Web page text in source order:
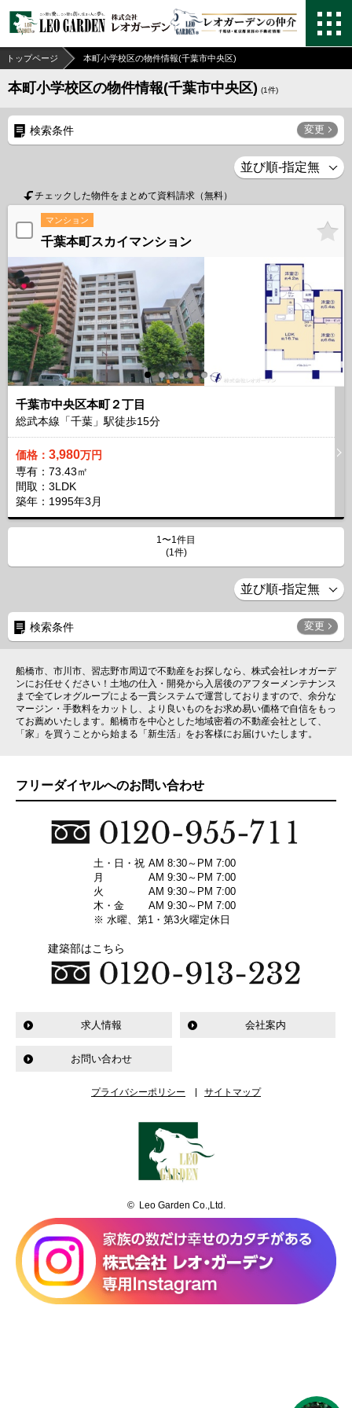
トップページ 本町小学校区の物件情報(千葉市中央区)
本町小学校区の物件情報(千葉市中央区) (1件)
検索条件 変更
チェックした物件をまとめて資料請求（無料）
マンション
千葉本町スカイマンション
千葉市中央区本町２丁目
総武本線「千葉」駅徒歩15分
価格： 3,980万円
専有：73.43㎡
間取：3LDK
築年：1995年3月
1〜1件目
(1件)
検索条件 変更
船橋市、市川市、習志野市周辺で不動産をお探しなら、株式会社レオガーデ
ンにお任せください！土地の仕入・開発から入居後のアフターメンテナンス
まで全てレオグループによる一貫システムで運営しておりますので、余分な
マージン・手数料をカットし、より良いものをお求め易い価格で自信をもっ
てお薦めいたします。船橋市を中心とした地域密着の不動産会社として、
「家」を買うことから始まる「新生活」をお客様にお届けいたします。
フリーダイヤルへのお問い合わせ
土・日・祝 AM 8:30～PM 7:00
月
AM 9:30～PM 7:00
火
AM 9:30～PM 7:00
木・金
AM 9:30～PM 7:00
※ 水曜、第1・第3火曜定休日
建築部はこちら
求人情報 会社案内
お問い合わせ
プライバシーポリシー サイトマップ
© Leo Garden Co.,Ltd.